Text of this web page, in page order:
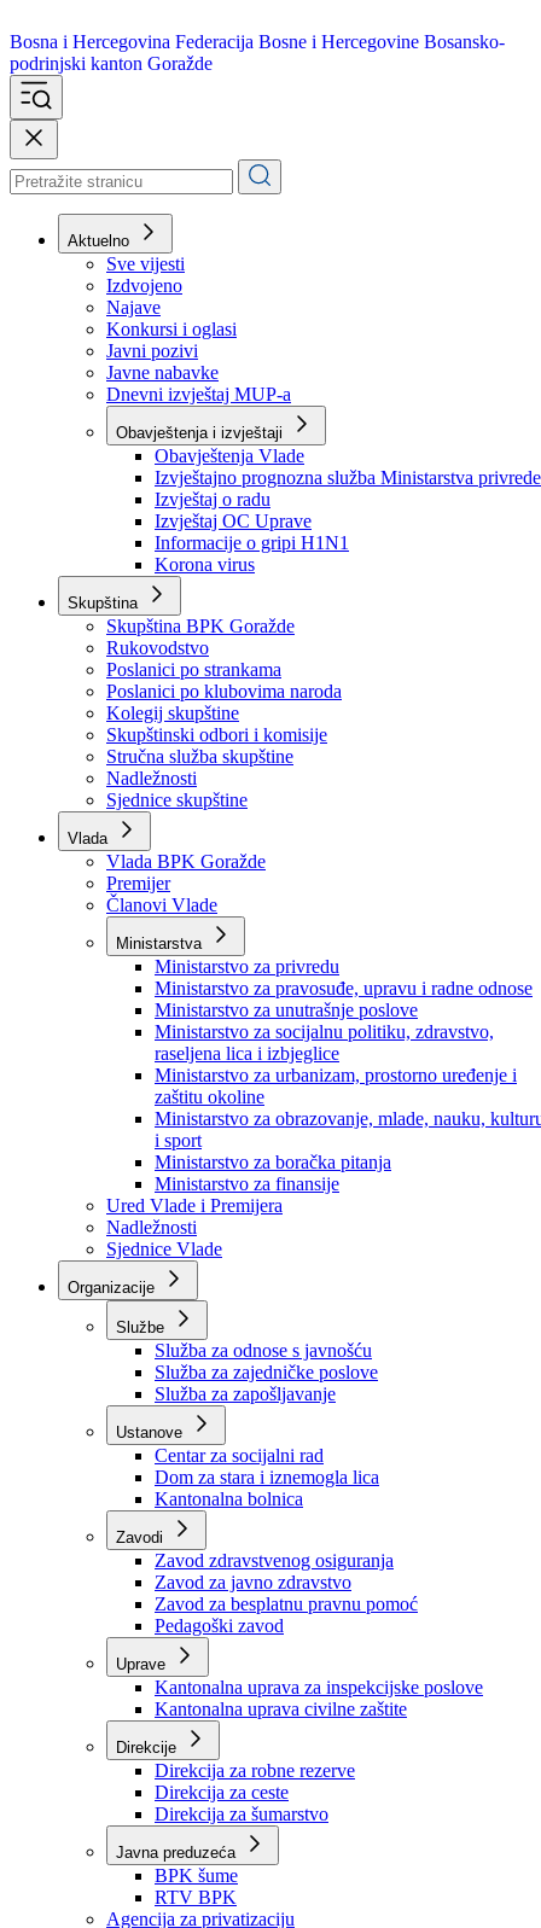
Bosna i Hercegovina
podrinjski kanton Goražde
Aktuelno
Sve vijesti
Izdvojeno
Najave
Konkursi i oglasi
Javni pozivi
Javne nabavke
Dnevni izvještaj MUP-a
Obavještenja i izvještaji
Obavještenja Vlade
Izvještajno prognozna služba Ministarstva privrede
Izvještaj o radu
Izvještaj OC Uprave
Informacije o gripi H1N1
Korona virus
Skupština
Skupština BPK Goražde
Rukovodstvo
Poslanici po strankama
Poslanici po klubovima naroda
Kolegij skupštine
Skupštinski odbori i komisije
Stručna služba skupštine
Nadležnosti
Sjednice skupštine
Vlada
Vlada BPK Goražde
Premijer
Članovi Vlade
Ministarstva
Ministarstvo za privredu
Ministarstvo za pravosuđe, upravu i radne odnose
Ministarstvo za unutrašnje poslove
Ministarstvo za socijalnu politiku, zdravstvo,
raseljena lica i izbjeglice
Ministarstvo za urbanizam, prostorno uređenje i
zaštitu okoline
Ministarstvo za obrazovanje, mlade, nauku,
i sport
Ministarstvo za boračka pitanja
Ministarstvo za finansije
Ured Vlade i Premijera
Nadležnosti
Sjednice Vlade
Organizacije
Službe
Služba za odnose s javnošću
Služba za zajedničke poslove
Služba za zapošljavanje
Ustanove
Centar za socijalni rad
Dom za stara i iznemogla lica
Kantonalna bolnica
Zavodi
Zavod zdravstvenog osiguranja
Zavod za javno zdravstvo
Zavod za besplatnu pravnu pomoć
Pedagoški zavod
Kantonalna uprava za inspekcijske poslove
Kantonalna uprava civilne zaštite
Direkcije
Direkcija za robne rezerve
Direkcija za ceste
Direkcija za šumarstvo
Javna preduzeća